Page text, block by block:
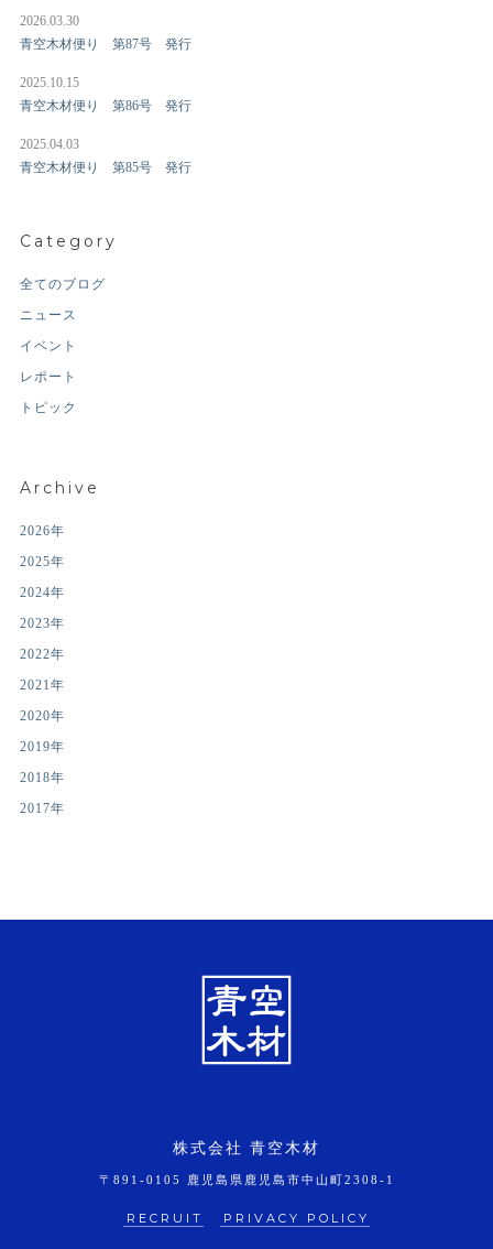
2026.03.30
青空木材便り 第87号 発行
2025.10.15
青空木材便り 第86号 発行
2025.04.03
青空木材便り 第85号 発行
Category
全てのブログ
ニュース
イベント
レポート
トピック
Archive
2026年
2025年
2024年
2023年
2022年
2021年
2020年
2019年
2018年
2017年
株式会社 青空木材
〒891-0105 鹿児島県鹿児島市中山町2308-1
RECRUIT PRIVACY POLICY